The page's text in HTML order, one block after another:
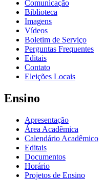
Comunicação
Biblioteca
Imagens
Vídeos
Boletim de Serviço
Perguntas Frequentes
Editais
Contato
Eleições Locais
Ensino
Apresentação
Área Acadêmica
Calendário Acadêmico
Editais
Documentos
Horário
Projetos de Ensino